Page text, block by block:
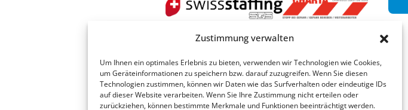
Zustimmung verwalten
Um Ihnen ein optimales Erlebnis zu bieten, verwenden wir Technologien wie Cookies,
um Geräteinformationen zu speichern bzw. darauf zuzugreifen. Wenn Sie diesen
Technologien zustimmen, können wir Daten wie das Surfverhalten oder eindeutige IDs
auf dieser Website verarbeiten. Wenn Sie Ihre Zustimmung nicht erteilen oder
zurückziehen, können bestimmte Merkmale und Funktionen beeinträchtigt werden.